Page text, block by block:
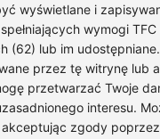
wyświetlane i
wymogi
(62) lub im
przez tę witrynę lub
przetwarzać Twoje
interesu.
zgody
będą klasycznym
z
kolorami, które
z musztardą.
takie jak